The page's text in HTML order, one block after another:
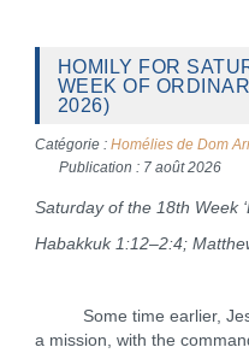
HOMILY FOR
WEEK OF
2026)
Catégorie : Homélies de Dom
Publication : 7 août 2026
Saturday of the 18th Week
Habakkuk 1:12–2:4;
H O
Some time earlier,
a mission, with the